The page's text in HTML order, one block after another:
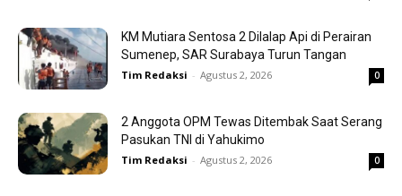
KM Mutiara Sentosa 2 Dilalap Api di Perairan
Sumenep, SAR Surabaya Turun Tangan
Tim Redaksi - Agustus 2, 2026 0
2 Anggota OPM Tewas Ditembak Saat Serang
Pasukan TNI di Yahukimo
Tim Redaksi - Agustus 2, 2026 0